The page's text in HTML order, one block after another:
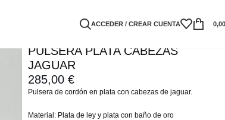
ACCEDER / CREAR CUENTA
PULSERA PLATA CABEZAS
JAGUAR
285,00 €
Pulsera de cordón en plata con cabezas de jaguar.
Material: Plata de ley y plata con baño de oro